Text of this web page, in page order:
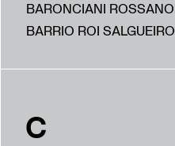
BARONCIANI ROSSANO
BARRIO ROI SALGUEIRO
C